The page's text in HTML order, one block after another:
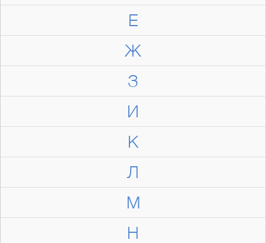
Е
Ж
З
И
К
Л
М
Н